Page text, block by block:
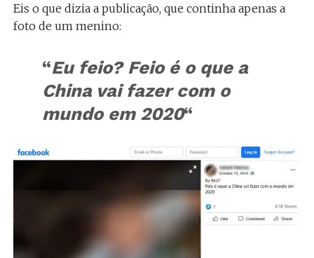
Eis o que dizia a publicação, que continha apenas a
foto de um menino:
“Eu feio? Feio é o que a
China vai fazer com o
mundo em 2020“